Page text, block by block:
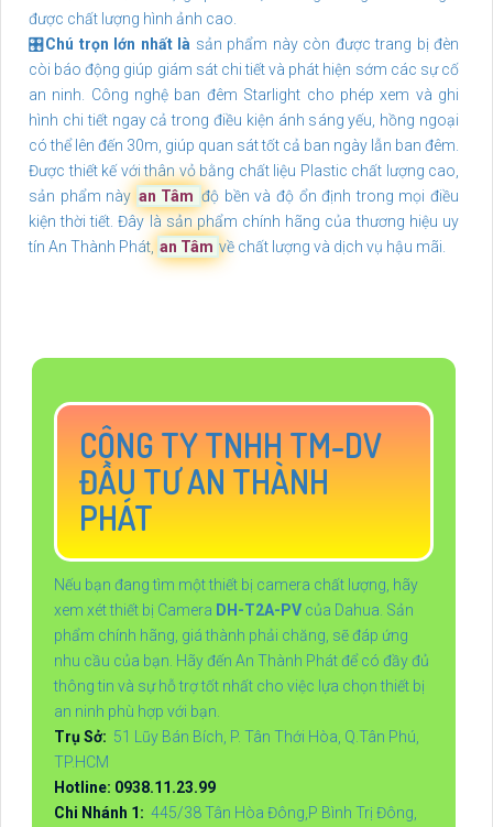
được chất lượng hình ảnh cao.
🎛Chú trọn lớn nhất là sản phẩm này còn được trang bị đèn
còi báo động giúp giám sát chi tiết và phát hiện sớm các sự cố
an ninh. Công nghệ ban đêm Starlight cho phép xem và ghi
hình chi tiết ngay cả trong điều kiện ánh sáng yếu, hồng ngoại
có thể lên đến 30m, giúp quan sát tốt cả ban ngày lẫn ban đêm.
Được thiết kế với thân vỏ bằng chất liệu Plastic chất lượng cao,
sản phẩm này an Tâm độ bền và độ ổn định trong mọi điều
kiện thời tiết. Đây là sản phẩm chính hãng của thương hiệu uy
tín An Thành Phát, an Tâm về chất lượng và dịch vụ hậu mãi.
CÔNG TY TNHH TM-DV
ĐẦU TƯ AN THÀNH
PHÁT
Nếu bạn đang tìm một thiết bị camera chất lượng, hãy
xem xét thiết bị Camera DH-T2A-PV của Dahua. Sản
phẩm chính hãng, giá thành phải chăng, sẽ đáp ứng
nhu cầu của bạn. Hãy đến An Thành Phát để có đầy đủ
thông tin và sự hỗ trợ tốt nhất cho việc lựa chọn thiết bị
an ninh phù hợp với bạn.
Trụ Sở: 51 Lũy Bán Bích, P. Tân Thới Hòa, Q.Tân Phú,
TP.HCM
Hotline: 0938.11.23.99
Chi Nhánh 1: 445/38 Tân Hòa Đông,P Bình Trị Đông,